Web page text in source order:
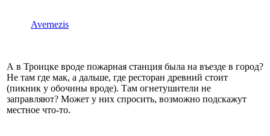
Avernezis
А в Троицке вроде пожарная станция была на въезде в город?
Не там где мак, а дальше, где ресторан древний стоит
(пикник у обочины вроде). Там огнетушители не
заправляют? Может у них спросить, возможно подскажут
местное что-то.